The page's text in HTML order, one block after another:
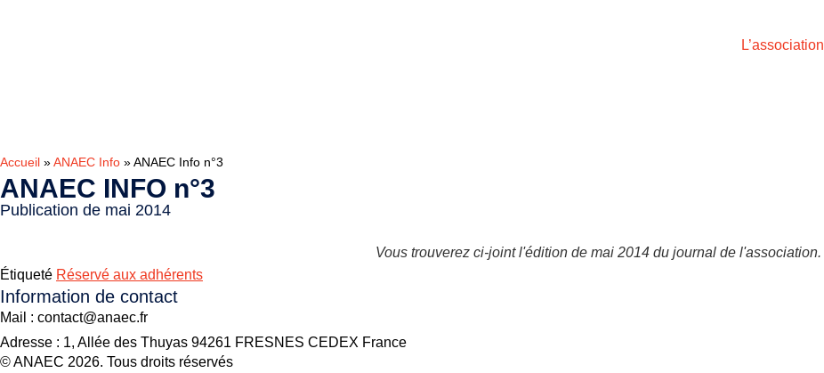
L’association
Accueil » ANAEC Info » ANAEC Info n°3
ANAEC INFO n°3
Publication de mai 2014
Vous trouverez ci-joint l'édition de mai 2014 du journal de l'association.
Étiqueté Réservé aux adhérents
Information de contact
Mail : contact@anaec.fr
Adresse : 1, Allée des Thuyas 94261 FRESNES CEDEX France
© ANAEC 2026. Tous droits réservés